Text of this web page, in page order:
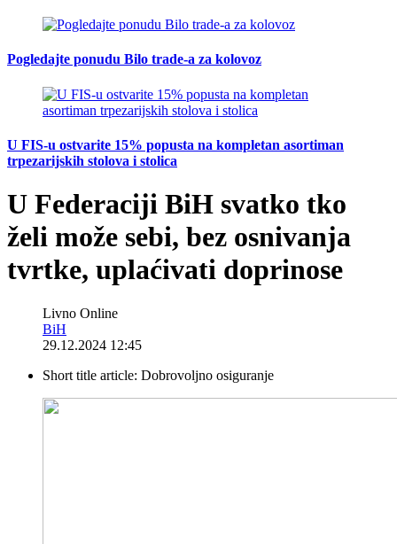
Pogledajte ponudu Bilo trade-a za kolovoz
U FIS-u ostvarite 15% popusta na kompletan asortiman
trpezarijskih stolova i stolica
U Federaciji BiH svatko tko
želi može sebi, bez osnivanja
tvrtke, uplaćivati doprinose
Livno Online
BiH
29.12.2024 12:45
Short title article: Dobrovoljno osiguranje